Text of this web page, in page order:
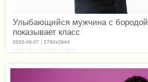
Улыбающийся мужчина с бородой
показывает класс
2025-06-07 | 5760x3840